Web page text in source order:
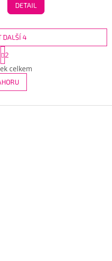
DETAIL
O
v
l
á
DALŠÍ 4
S
t
r
á
n
k
v
2
celkem